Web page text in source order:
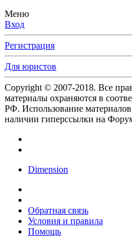
Меню
Вход
Регистрация
Для юристов
Copyright © 2007-2018. Все
материалы охраняются в
РФ. Использование
наличии гиперссылки на
Dimension
Обратная связь
Условия и правила
Помощь